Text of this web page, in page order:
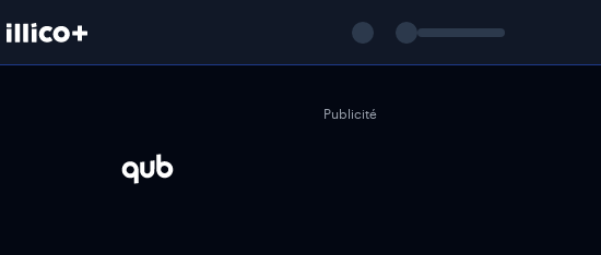
Publicité